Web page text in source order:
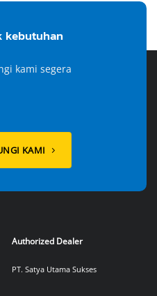
kebutuhan
kami segera
KAMI
Authorized Dealer
PT. Satya Utama Sukses